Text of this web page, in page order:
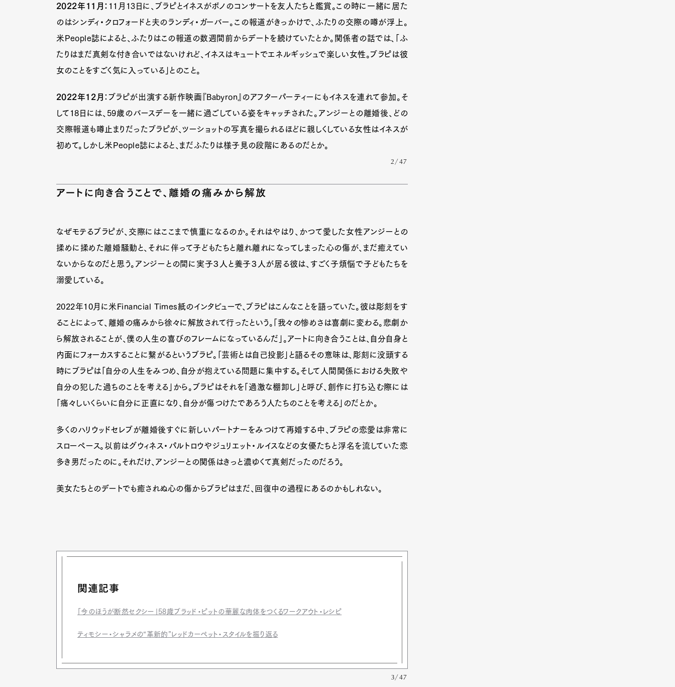
Lifestyle
Pen Membership Magazine Official Columnist
2022年11月： 11月13日に、ブラピとイネスがボノのコンサートを友人たちと鑑賞。この時に一緒に居た
のはシンディ・クロフォードと夫のランディ・ガーバー。この報道がきっかけで、ふたりの交際の噂が浮上。
米People誌によると、ふたりはこの報道の数週間前からデートを続けていたとか。関係者の話では、「ふ
たりはまだ真剣な付き合いではないけれど、イネスはキュートでエネルギッシュで楽しい女性。ブラピは彼
女のことをすごく気に入っている」とのこと。
2022年12月 ：ブラピが出演する新作映画『Babyron』のアフターパーティーにもイネスを連れて参加。そ
して18日には、59歳のバースデーを一緒に過ごしている姿をキャッチされた。アンジーとの離婚後、どの
交際報道も噂止まりだったブラピが、ツーショットの写真を撮られるほどに親しくしている女性はイネスが
初めて。しかし米People誌によると、まだふたりは様子見の段階にあるのだとか。
2/47
アートに向き合うことで、離婚の痛みから解放
なぜモテるブラピが、交際にはここまで慎重になるのか。それはやはり、かつて愛した女性アンジーとの
揉めに揉めた離婚騒動と、それに伴って子どもたちと離れ離れになってしまった心の傷が、まだ癒えてい
ないからなのだと思う。アンジーとの間に実子３人と養子３人が居る彼は、すごく子煩悩で子どもたちを
溺愛している。
2022年10月に米Financial Times紙のインタビューで、ブラピはこんなことを語っていた。彼は彫刻をす
ることによって、離婚の痛みから徐々に解放されて行ったという。「我々の惨めさは喜劇に変わる。悲劇か
ら解放されることが、僕の人生の喜びのフレームになっているんだ」。アートに向き合うことは、自分自身と
内面にフォーカスすることに繋がるというブラピ。「芸術とは自己投影」と語るその意味は、彫刻に没頭する
時にブラピは「自分の人生をみつめ、自分が抱えている問題に集中する。そして人間関係における失敗や
自分の犯した過ちのことを考える」から。ブラピはそれを「過激な棚卸し」と呼び、創作に打ち込む際には
「痛々しいくらいに自分に正直になり、自分が傷つけたであろう人たちのことを考える」のだとか。
多くのハリウッドセレブが離婚後すぐに新しいパートナーをみつけて再婚する中、ブラピの恋愛は非常に
スローペース。以前はグウィネス・パルトロウやジュリエット・ルイスなどの女優たちと浮名を流していた恋
多き男だったのに。それだけ、アンジーとの関係はきっと濃ゆくて真剣だったのだろう。
美女たちとのデートでも癒されぬ心の傷からブラピはまだ、回復中の過程にあるのかもしれない。
関連記事
「今のほうが断然セクシー」58歳ブラッド・ピットの華麗な肉体をつくるワークアウト・レシピ
ティモシー・シャラメの“革新的”レッドカーペット・スタイルを振り返る
3/47